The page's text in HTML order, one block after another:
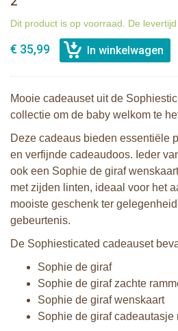
Dit product is op voorraad. De
€ 35,99
Mooie cadeauset uit de
collectie om de baby welkom te
Deze cadeaus bieden essentiële
en verfijnde cadeaudoos. Ieder
ook een Sophie de giraf
met zijden linten, ideaal voor het
mooiste geschenk ter
gebeurtenis.
De Sophiesticated cadeauset
Sophie de giraf
Sophie de giraf zachte
Sophie de giraf wenskaart
Sophie de giraf cadeautasje